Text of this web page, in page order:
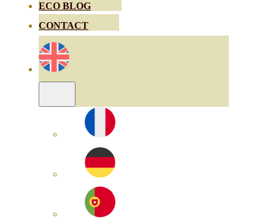
ECO BLOG
CONTACT